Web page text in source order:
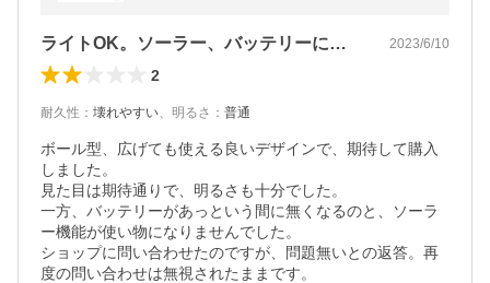
ライトOK。ソーラー、バッテリーに難あり 2023/6/10
2
耐久性 ： 壊れやすい、 明るさ ： 普通
ボール型、広げても使える良いデザインで、期待して購入
しました。
見た目は期待通りで、明るさも十分でした。
一方、バッテリーがあっという間に無くなるのと、ソーラ
ー機能が使い物になりませんでした。
ショップに問い合わせたのですが、問題無いとの返答。再
度の問い合わせは無視されたままです。